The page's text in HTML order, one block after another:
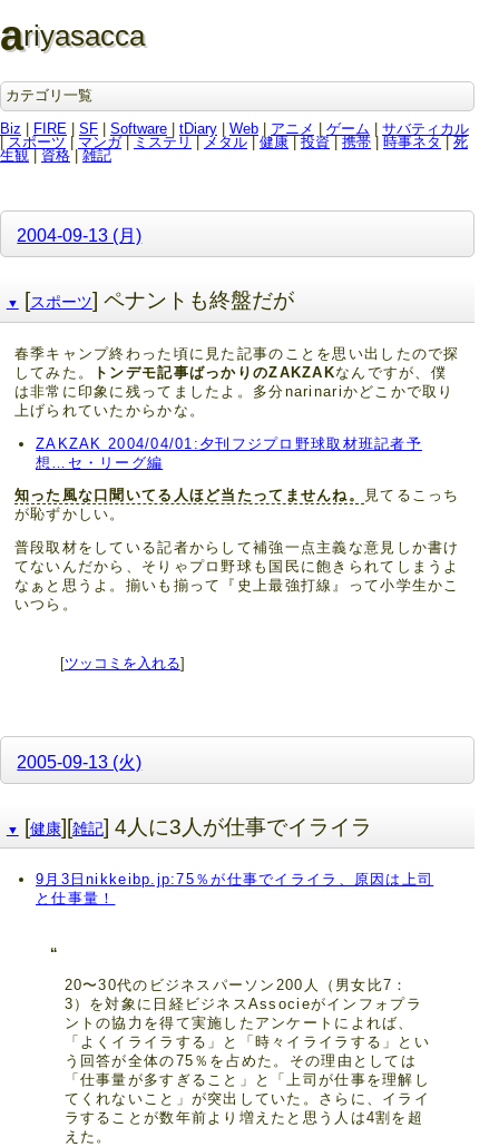
ariyasacca
カテゴリ一覧
Biz
FIRE SF Software tDiary Web アニメ ゲーム
サバティカル
スポーツ | マンガ| ミステリ メタル 健康 投資 携帯 | 時事ネタ
死
生観
資格| 雑記
2004-09-13 (月)
▼ [スポーツ] ペナントも終盤だが
春季キャンプ終わった頃に見た記事のことを思い出したので探
してみた。
トンデモ記事ばっかりのZAKZAKなんですが、僕
は非常に印象に残ってましたよ。多分narinariかどこかで取り
上げられていたからかな。
ZAKZAK 2004/04/01:夕刊フジプロ野球取材班記者予
想…セ・リーグ編
知った風な口聞いてる人ほど当たってませんね。
見てるこっち
が恥ずかしい。
普段取材をしている記者からして補強一点主義な意見しか書け
てないんだから、そりゃプロ野球も国民に飽きられてしまうよ
なぁと思うよ。揃いも揃って『史上最強打線』って小学生かこ
いつら。
[ツッコミを入れる]
2005-09-13 (火)
▼ [健康][雑記] 4人に3人が仕事でイライラ
9月3日nikkeibp.jp:75％が仕事でイライラ、原因は上司
と仕事量！
20〜30代のビジネスパーソン200人（男女比7：
3）を対象に日経ビジネスAssocieがインフォプラ
ントの協力を得て実施したアンケートによれば、
「よくイライラする」と「時々イライラする」とい
う回答が全体の75％を占めた。その理由としては
「仕事量が多すぎること」と「上司が仕事を理解し
てくれないこと」が突出していた。さらに、イライ
ラすることが数年前より増えたと思う人は4割を超
えた。